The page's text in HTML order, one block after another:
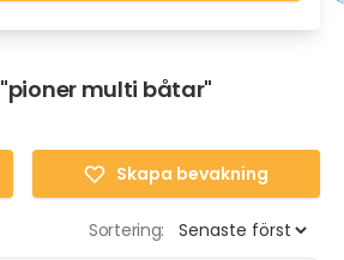
"pioner multi båtar"
Skapa bevakning
Sortering: